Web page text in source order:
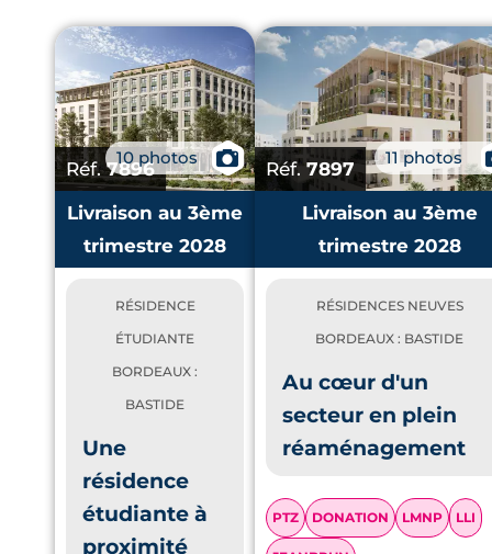
Réf.7896
10 photos 📷
Livraison au 3ème
trimestre 2028
RÉSIDENCE
ÉTUDIANTE
BORDEAUX :
BASTIDE
Une
résidence
étudiante à
proximité
Réf. 7897
11 photos
Livraison au 3ème
trimestre 2028
RÉSIDENCES NEUVES
BORDEAUX : BASTIDE
Au cœur d'un
secteur en plein
réaménagement
PTZ DONATION LMNP LLI